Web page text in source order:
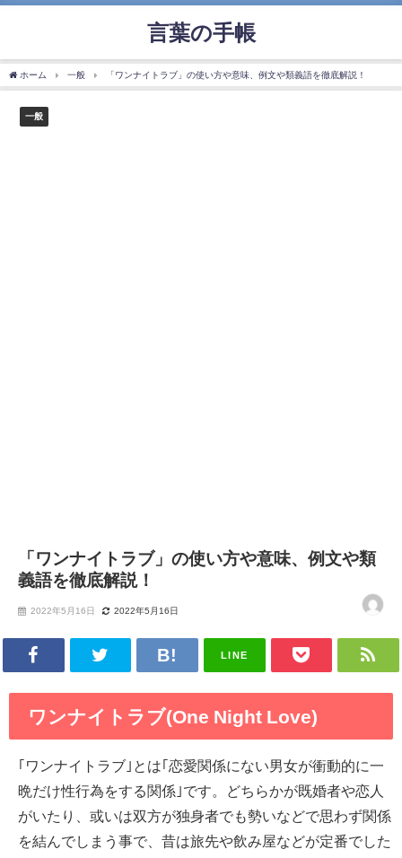
言葉の手帳
ホーム 一般 「ワンナイトラブ」の使い方や意味、例文や類義語を徹底解説！
一般
「ワンナイトラブ」の使い方や意味、例文や類
義語を徹底解説！
2022年5月16日 2022年5月16日
LINE
ワンナイトラブ(One Night Love)
｢ワンナイトラブ｣とは｢恋愛関係にない男女が衝動的に一
晩だけ性行為をする関係｣です。どちらかが既婚者や恋人
がいたり、或いは双方が独身者でも勢いなどで思わず関係
を結んでしまう事で、昔は旅先や飲み屋などが定番でした